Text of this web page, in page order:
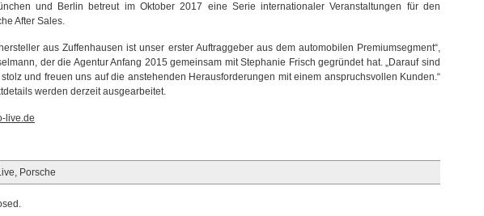
gewinnt
Sales
als
neuen
und Berlin betreut im Oktober 2017 eine Serie internationaler Veranstaltungen für den
After Sales.
aus Zuffenhausen ist unser erster Auftraggeber aus dem automobilen Premiumsegment“,
der die Agentur Anfang 2015 gemeinsam mit Stephanie Frisch gegründet hat. „Darauf sind
und freuen uns auf die anstehenden Herausforderungen mit einem anspruchsvollen Kunden.“
werden derzeit ausgearbeitet.
live.de
, Porsche